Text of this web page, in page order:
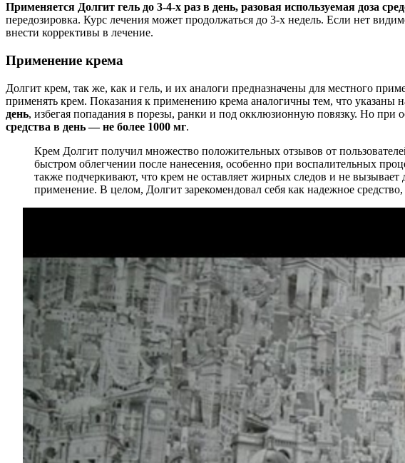
Применяется Долгит гель до 3-4-х раз в день, разовая используемая доза
передозировка. Курс лечения может продолжаться до 3-х недель. Если нет
внести коррективы в лечение.
Применение крема
Долгит крем, так же, как и гель, и их аналоги предназначены для местного
применять крем. Показания к применению крема аналогичны тем, что указаны
день, избегая попадания в порезы, ранки и под окклюзионную повязку. Но при
средства в день — не более 1000 мг.
Крем Долгит получил множество положительных отзывов от
быстром облегчении после нанесения, особенно при воспалительных
также подчеркивают, что крем не оставляет жирных следов и не вызывает
применение. В целом, Долгит зарекомендовал себя как надежное